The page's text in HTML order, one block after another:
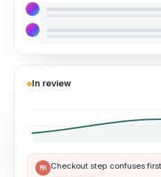
In review
MK Checkout step confuses